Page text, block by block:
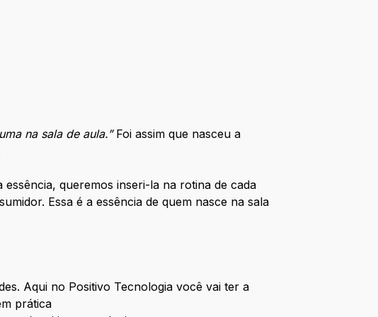
na sala de aula.”Foi assim que nasceu a
essência, queremos inseri-la na rotina de cada
Essa é a essência de quem nasce na sala
Aqui no Positivo Tecnologia você vai ter a
prática